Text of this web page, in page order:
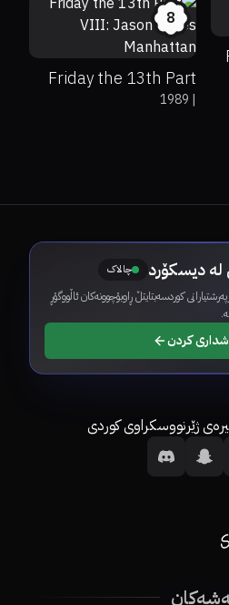
8
Friday the 13th Part
VIII: Jason Takes|
1989
لە دیسکۆرد چالاک
کوردسەبتایتڵ ڕاوبۆچوونەکان ئاڵووگۆڕ
کردن
ژێرنووسکراوی کوردی